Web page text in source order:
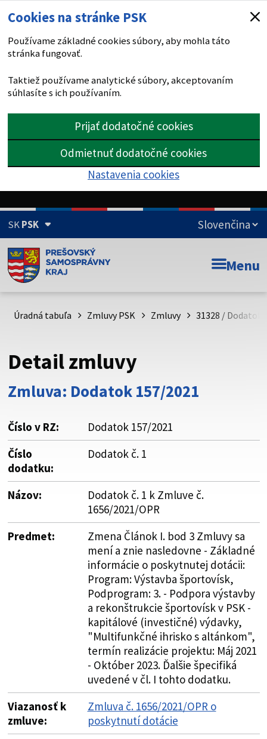
Cookies na stránke PSK
Používame základné cookies súbory, aby mohla táto
stránka fungovať.
Taktiež používame analytické súbory, akceptovaním
súhlasíte s ich používaním.
Prijať dodatočné cookies
Odmietnuť dodatočné cookies
Nastavenia cookies
SKPSK
Doména psk.sk je oficiálna
Toto je oficiálna webová stránka Prešovského
psk.sk.
Buďte pozorní a vždy sa uistite, že zdieľate informácie iba
cez zabezpečenú webovú stránku. Zabezpečená stránka
vždy začína https:// pred názvom domény webového sídla.
Menu
Úradná tabuľa Zmluvy PSK Zmluvy 31328 / Dodatok
Detail zmluvy
Zmluva: Dodatok 157/2021
Číslo v RZ:
Dodatok 157/2021
Číslo
dodatku:
Dodatok č. 1
Názov:
Dodatok č. 1 k Zmluve č.
1656/2021/OPR
Predmet:
Zmena Článok I. bod 3 Zmluvy sa
mení a znie nasledovne - Základné
informácie o poskytnutej dotácii:
Program: Výstavba športovísk,
Podprogram: 3. - Podpora výstavby
a rekonštrukcie športovísk v PSK -
kapitálové (investičné) výdavky,
"Multifunkčné ihrisko s altánkom",
termín realizácie projektu: Máj 2021
- Október 2023. Ďalšie špecifiká
uvedené v čl. I tohto dodatku.
Viazanosť k
zmluve:
Zmluva č. 1656/2021/OPR o
poskytnutí dotácie